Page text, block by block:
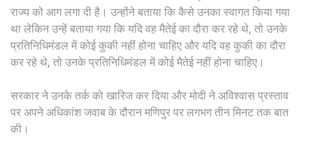
राज्य को आग लगा दी है। उन्होंने बताया कि कैसे उनका स्वागत किया गया
था लेकिन उन्हें बताया गया कि यदि वह मैतेई का दौरा कर रहे थे, तो उनके
प्रतिनिधिमंडल में कोई कुकी नहीं होना चाहिए और यदि वह कुकी का दौरा
कर रहे थे, तो उनके प्रतिनिधिमंडल में कोई मैतेई नहीं होना चाहिए।
सरकार ने उनके तर्क को खारिज कर दिया और मोदी ने अविश्वास प्रस्ताव
पर अपने अधिकांश जवाब के दौरान मणिपुर पर लगभग तीन मिनट तक बात
की।